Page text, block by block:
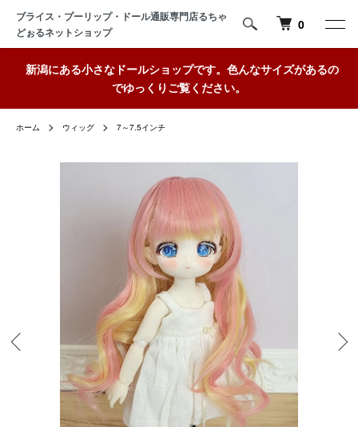
ブライス・プーリップ・ドール通販専門店るちゃ
どぉるネットショップ
0
新潟にある小さなドールショップです。色んなサイズがあるの
でゆっくりご覧ください。
ホーム ウィッグ 7～7.5インチ